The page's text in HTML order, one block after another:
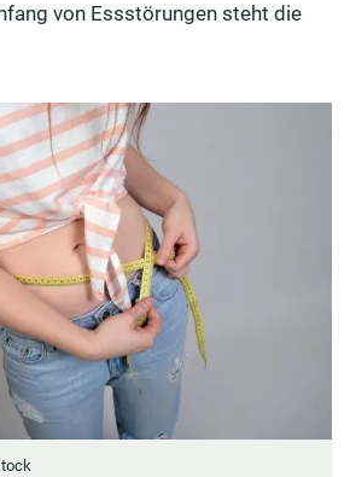
von Essstörungen steht die